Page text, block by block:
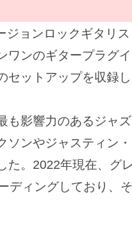
ョンロックギタリ
ワンのギタープラグ
ットアップを収録し
も影響力のあるジャ
ソンやジャスティン
た。2022年現在、グ
ディングしており、